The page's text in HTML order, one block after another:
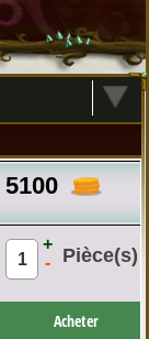
5100
Pièce(s)
+
-
Acheter